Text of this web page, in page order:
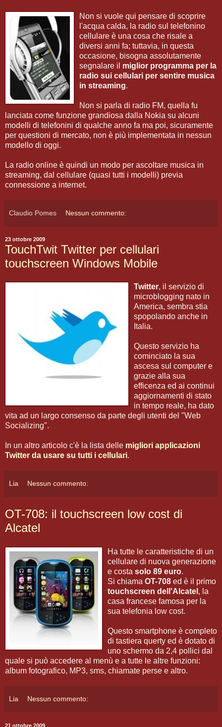
Non si vuole qui pensare di scoprire
l'acqua calda, la radio sul telefonino
cellulare è una cosa che risale a
diversi anni fa; tuttavia, in questa
occasione, bisogna assolutamente
segnalare il miglior programma per la
radio sui cellulari per sentire musica
in streaming.
Non si parla di radio FM, quella fu
lanciata come funzione grandiosa dalla Nokia su alcuni
modelli di telefonini di qualche anno fa ma poi, sicuramente
per questioni di mercato, non è più implementata in nessun
modello di oggi.
La radio online è quindi un modo per ascoltare musica in
streaming, dal cellulare (quasi tutti i modelli) previa
connessione a internet.
Claudio Pomes Nessun commento:
23 ottobre 2009
TouchTwit Twitter per cellulari
touchscreen Windows Mobile
Twitter, il servizio di
microblogging nato in
America, sembra stia
spopolando anche in
Italia.
Questo servizio ha
cominciato la sua
ascesa sul computer e
grazie alla sua
efficenza ed ai continui
aggiornamenti di stato
in tempo reale, ha dato
vita ad un largo consenso da parte degli utenti del "Web
Socializing".
In un altro articolo c'è la lista delle migliori applicazioni
Twitter da usare su tutti i cellulari.
Lia Nessun commento:
OT-708: il touchscreen low cost di
Alcatel
Ha tutte le caratteristiche di un
cellulare di nuova generazione
e costa solo 89 euro.
Si chiama OT-708 ed è il primo
touchscreen dell'Alcatel , la
casa francese famosa per la
sua telefonia low cost.
Questo smartphone è completo
di tastiera querty ed è dotato di
uno schermo da 2,4 pollici dal
quale si può accedere al menù e a tutte le altre funzioni:
album fotografico, MP3, sms, chiamate perse e altro.
Lia Nessun commento:
21 ottobre 2009